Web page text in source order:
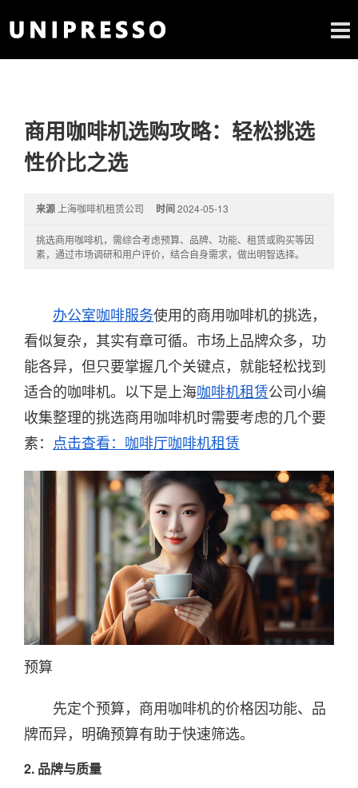
商用咖啡机选购攻略：轻松挑选
性价比之选
来源 上海咖啡机租赁公司 时间2024-05-13
挑选商用咖啡机，需综合考虑预算、品牌、功能、租赁或购买等因
素，通过市场调研和用户评价，结合自身需求，做出明智选择。
办公室咖啡服务使用的商用咖啡机的挑选，
看似复杂，其实有章可循。市场上品牌众多，功
能各异，但只要掌握几个关键点，就能轻松找到
适合的咖啡机。以下是上海咖啡机租赁公司小编
收集整理的挑选商用咖啡机时需要考虑的几个要
素： 点击查看：咖啡厅咖啡机租赁
预算
先定个预算，商用咖啡机的价格因功能、品
牌而异，明确预算有助于快速筛选。
2. 品牌与质量